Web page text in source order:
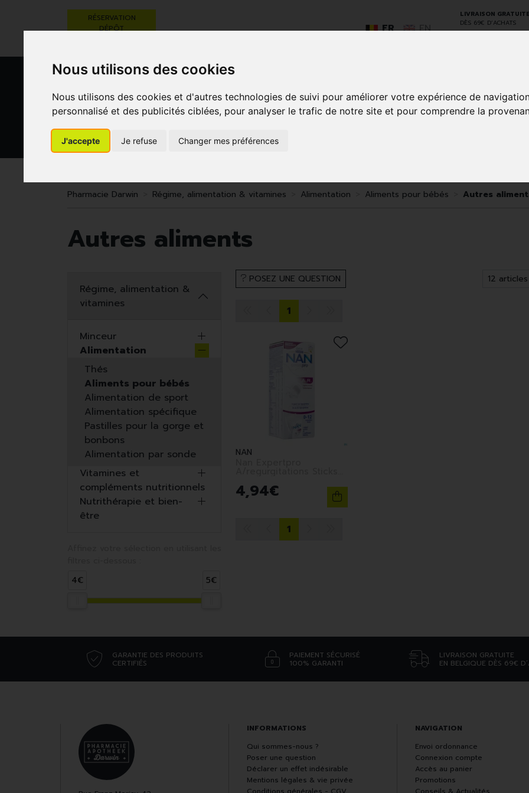
Nous utilisons des cookies
Nous utilisons des cookies et d'autres technologies de suivi pour améliorer votre expérience de
personnalisé et des publicités ciblées, pour analyser le trafic de notre site et pour comprendre la
J'accepte Je refuse Changer mes préférences
LIVRAISON GRATUITE
DÈS 69€ D’ACHATS
FR EN
RÉSERVATION
DÉPÔT
GO
BEAUTÉ,
SOINS
Pharmacie Darwin Régime, alimentation & vitamines Alimentation Aliments pour bébés Autres
Autres aliments
POSEZ UNE QUESTION
1
NAN
4,94€
1
Régime, alimentation &
vitamines
Minceur
Alimentation
Thés
Aliments pour bébés
Alimentation de sport
Alimentation spécifique
Pastilles pour la gorge et
bonbons
Alimentation par sonde
Vitamines et
compléments nutritionnels
Nutrithérapie et bien-
être
4€
5€
GARANTIE DES PRODUITS
CERTIFIÉS
PAIEMENT SÉCURISÉ
100% GARANTI
LIVRAISON GRATUITE
EN BELGIQUE DÈS 69€
INFORMATIONS
Qui sommes-nous ?
Poser une question
Déclarer un effet indésirable
Mentions légales & vie privée
NAVIGATION
Envoi ordonnance
Connexion compte
Accès au panier
Promotions